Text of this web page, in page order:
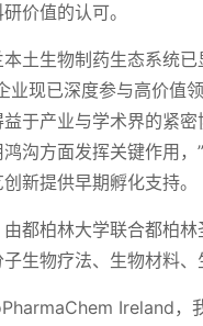
价值的认可。
本土生物制药生态系统
业现已深度参与高价值
于产业与学术界的紧
沟方面发挥关键作用
新提供早期孵化支持。
由都柏林大学联合都柏
生物疗法、生物材料
Ireland，